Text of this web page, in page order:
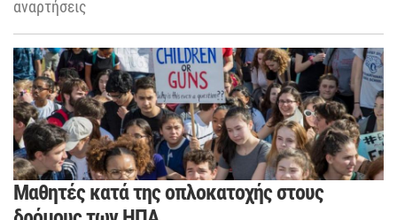
αναρτήσεις
Μαθητές κατά της οπλοκατοχής στους